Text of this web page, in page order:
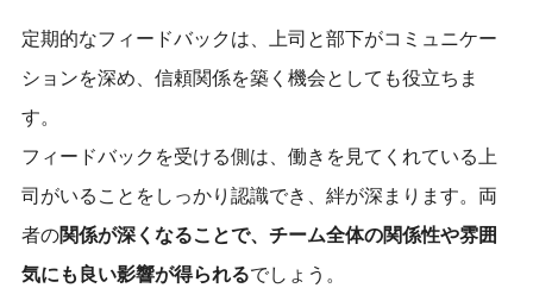
定期的なフィードバックは、上司と部下がコミュニケー
ションを深め、信頼関係を築く機会としても役立ちま
す。
フィードバックを受ける側は、働きを見てくれている上
司がいることをしっかり認識でき、絆が深まります。両
者の関係が深くなることで、チーム全体の関係性や雰囲
気にも良い影響が得られるでしょう。